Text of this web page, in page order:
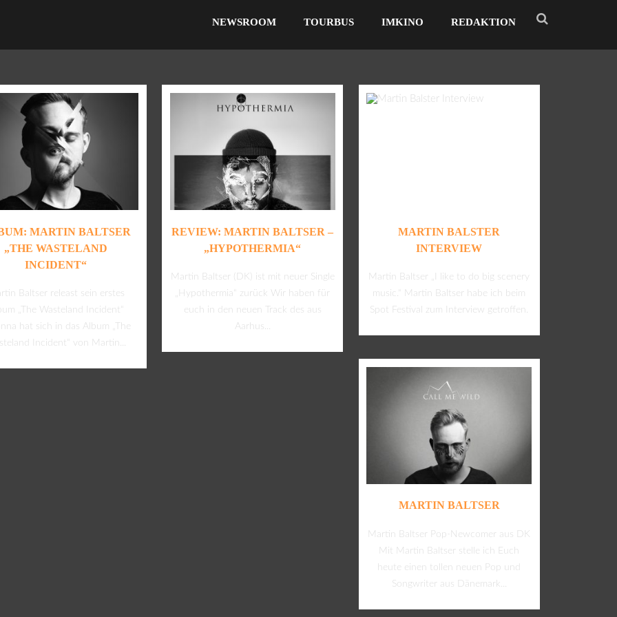
NEWSROOM TOURBUS IMKINO REDAKTION
MARTIN BALTSER
„THE WASTELAND
INCIDENT“
Baltser releast sein erstes
„The Wasteland Incident“
hat sich in das Album „The
Incident“ von Martin...
REVIEW: MARTIN BALTSER –
„HYPOTHERMIA“
Martin Baltser (DK) ist mit neuer Single
„Hypothermia“ zurück Wir haben für
euch in den neuen Track des aus
Aarhus...
MARTIN BALSTER
INTERVIEW
Martin Baltser „I like to do big scenery
music.“ Martin Baltser habe ich beim
Spot Festival zum Interview getroffen.
MARTIN BALTSER
Martin Baltser Pop-Newcomer aus DK
Mit Martin Baltser stelle ich Euch
heute einen tollen neuen Pop und
Songwriter aus Dänemark...